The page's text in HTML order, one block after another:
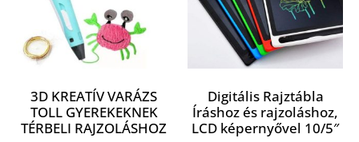
3D KREATÍV VARÁZS
TOLL GYEREKEKNEK
TÉRBELI RAJZOLÁSHOZ
Digitális Rajztábla
Íráshoz és rajzoláshoz,
LCD képernyővel 10/5″